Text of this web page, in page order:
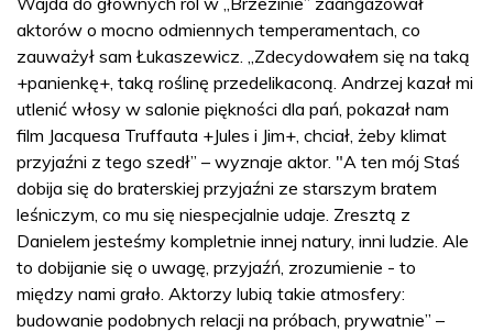
aktorów o mocno odmiennych temperamentach, co
zauważył sam Łukaszewicz. „Zdecydowałem się na taką
+panienkę+, taką roślinę przedelikaconą. Andrzej kazał mi
utlenić włosy w salonie piękności dla pań, pokazał nam
film Jacquesa Truffauta +Jules i Jim+, chciał, żeby klimat
przyjaźni z tego szedł” – wyznaje aktor. "A ten mój Staś
dobija się do braterskiej przyjaźni ze starszym bratem
leśniczym, co mu się niespecjalnie udaje. Zresztą z
Danielem jesteśmy kompletnie innej natury, inni ludzie. Ale
to dobijanie się o uwagę, przyjaźń, zrozumienie - to
między nami grało. Aktorzy lubią takie atmosfery:
budowanie podobnych relacji na próbach, prywatnie” –